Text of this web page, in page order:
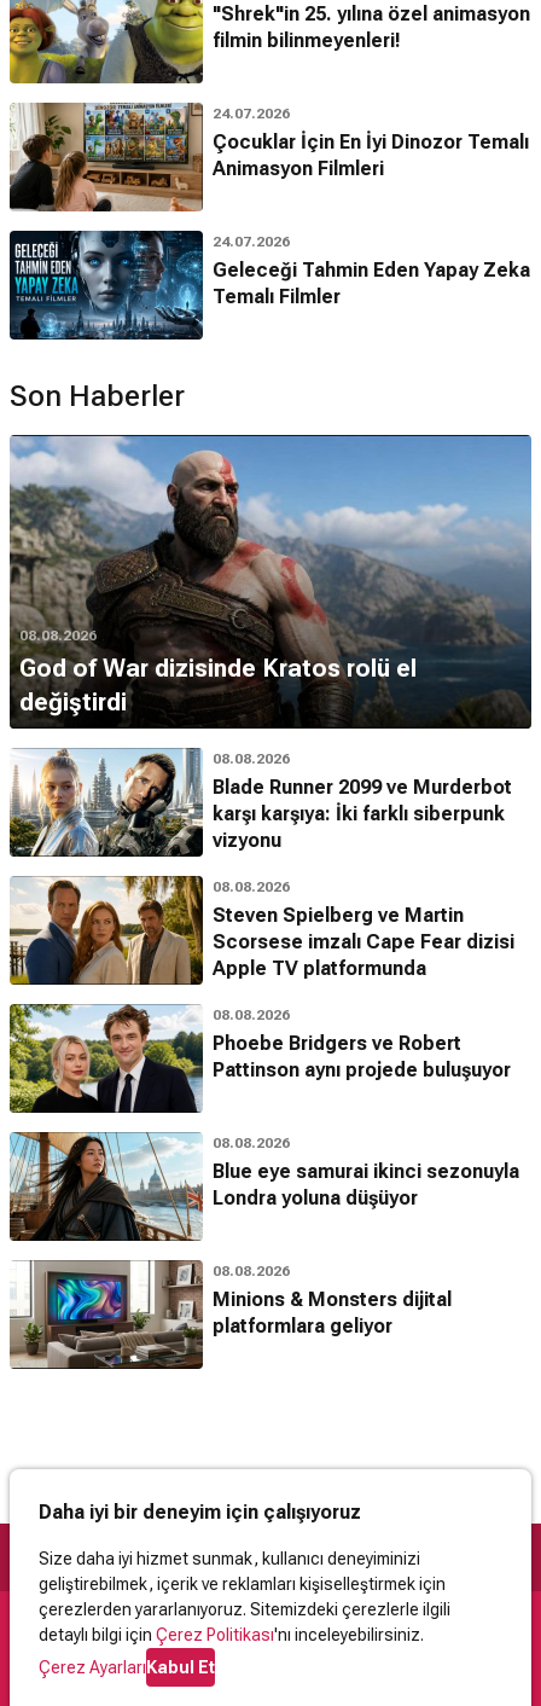
"Shrek"in 25. yılına özel animasyon
filmin bilinmeyenleri!
24.07.2026
Çocuklar İçin En İyi Dinozor Temalı
Animasyon Filmleri
24.07.2026
Geleceği Tahmin Eden Yapay Zeka
Temalı Filmler
Son Haberler
08.08.2026
God of War dizisinde Kratos rolü el
değiştirdi
08.08.2026
Blade Runner 2099 ve Murderbot
karşı karşıya: İki farklı siberpunk
vizyonu
08.08.2026
Steven Spielberg ve Martin
Scorsese imzalı Cape Fear dizisi
Apple TV platformunda
08.08.2026
Phoebe Bridgers ve Robert
Pattinson aynı projede buluşuyor
08.08.2026
Blue eye samurai ikinci sezonuyla
Londra yoluna düşüyor
08.08.2026
Minions & Monsters dijital
platformlara geliyor
Daha iyi bir deneyim için çalışıyoruz
Size daha iyi hizmet sunmak, kullanıcı deneyiminizi
geliştirebilmek, içerik ve reklamları kişiselleştirmek için
çerezlerden yararlanıyoruz. Sitemizdeki çerezlerle ilgili
detaylı bilgi için Çerez Politikası'nı inceleyebilirsiniz.
Çerez AyarlarıKabul Et
Destek
İletişimYardımKullanıcı Sözleşmesi